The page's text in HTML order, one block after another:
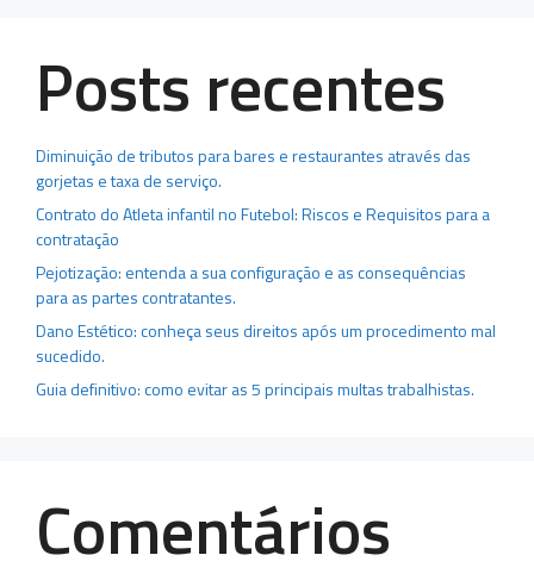
Posts recentes
Diminuição de tributos para bares e restaurantes através das
gorjetas e taxa de serviço.
Contrato do Atleta infantil no Futebol: Riscos e Requisitos para a
contratação
Pejotização: entenda a sua configuração e as consequências
para as partes contratantes.
Dano Estético: conheça seus direitos após um procedimento mal
sucedido.
Guia definitivo: como evitar as 5 principais multas trabalhistas.
Comentários